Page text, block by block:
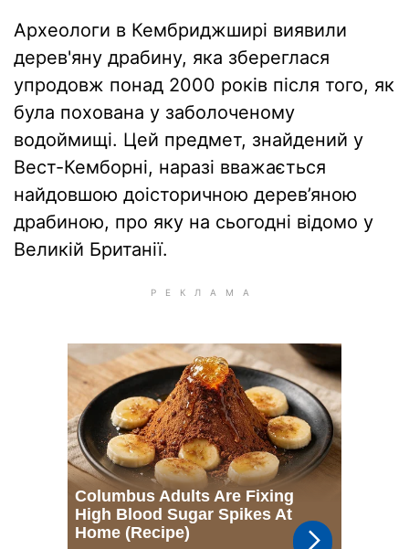
Археологи в Кембриджширі виявили
дерев'яну драбину, яка збереглася
упродовж понад 2000 років після того, як
була похована у заболоченому
водоймищі. Цей предмет, знайдений у
Вест-Кемборні, наразі вважається
найдовшою доісторичною дерев’яною
драбиною, про яку на сьогодні відомо у
Великій Британії.